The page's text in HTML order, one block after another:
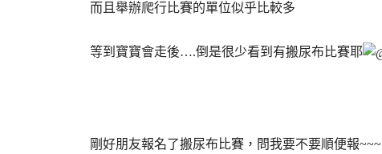
而且舉辦爬行比賽的單位似乎比較多
等到寶寶會走後….倒是很少看到有搬尿布比賽耶
剛好朋友報名了搬尿布比賽，問我要不要順便報~~~